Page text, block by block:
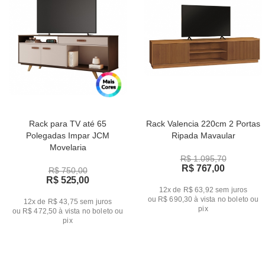
Rack para TV até 65
Polegadas Impar JCM
Movelaria
R$ 750,00
R$ 525,00
12x de R$ 43,75 sem juros
ou R$ 472,50 à vista no boleto ou
pix
Rack Valencia 220cm 2 Portas
Ripada Mavaular
R$ 1.095,70
R$ 767,00
12x de R$ 63,92 sem juros
ou R$ 690,30 à vista no boleto ou
pix